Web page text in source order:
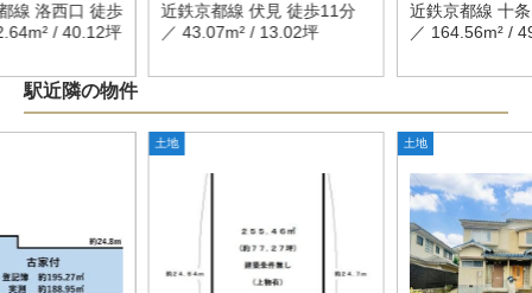
線 洛西口 徒歩
/ 40.12坪
近鉄京都線 伏見 徒歩11分
／ 43.07m² / 13.02坪
近鉄京都線 十
／ 164.56m² /
駅近隣の物件
土地 土地